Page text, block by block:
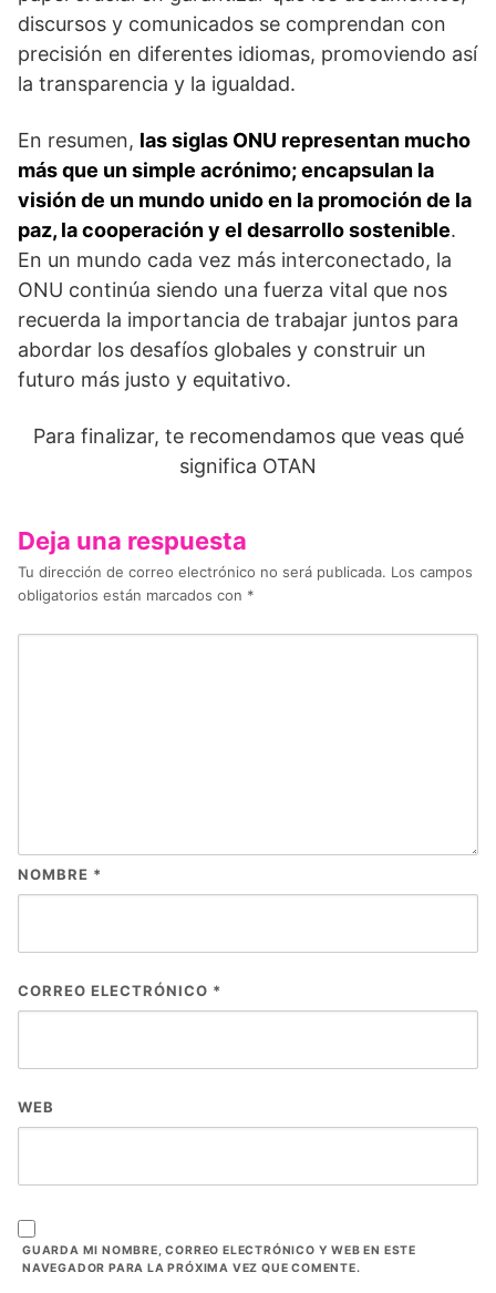
discursos y comunicados se comprendan con
precisión en diferentes idiomas, promoviendo así
la transparencia y la igualdad.
En resumen, las siglas ONU representan mucho
más que un simple acrónimo; encapsulan la
visión de un mundo unido en la promoción de la
paz, la cooperación y el desarrollo sostenible.
En un mundo cada vez más interconectado, la
ONU continúa siendo una fuerza vital que nos
recuerda la importancia de trabajar juntos para
abordar los desafíos globales y construir un
futuro más justo y equitativo.
Para finalizar, te recomendamos que veas qué
significa OTAN
Deja una respuesta
Tu dirección de correo electrónico no será publicada. Los campos
obligatorios están marcados con *
NOMBRE *
CORREO ELECTRÓNICO *
WEB
GUARDA MI NOMBRE, CORREO ELECTRÓNICO Y WEB EN ESTE
NAVEGADOR PARA LA PRÓXIMA VEZ QUE COMENTE.